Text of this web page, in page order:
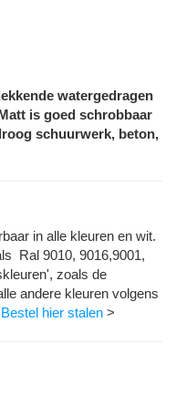
watergedragen
is goed schrobbaar
schuurwerk, beton,
in alle kleuren en wit.
Ral 9010, 9016,9001,
zoals de
andere kleuren volgens
Bestel hier stalen >